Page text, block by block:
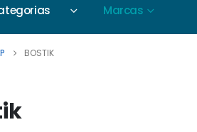
Marcas
BOSTIK